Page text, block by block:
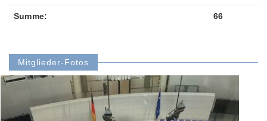
Summe: 66
Mitglieder-Fotos